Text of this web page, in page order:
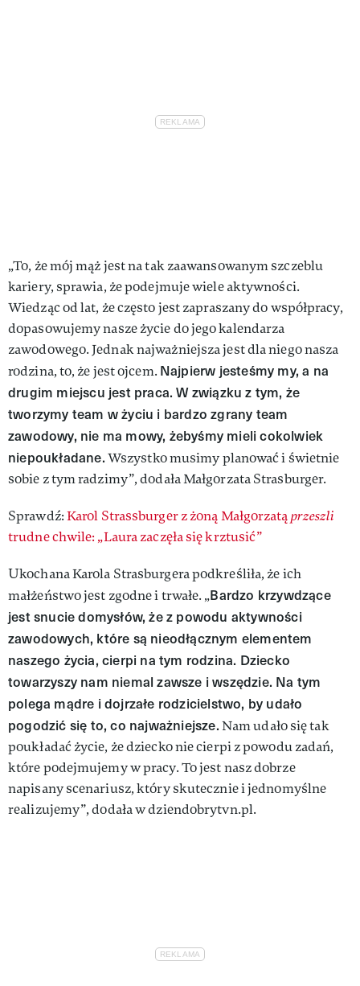
„To, że mój mąż jest na tak zaawansowanym szczeblu
kariery, sprawia, że podejmuje wiele aktywności.
Wiedząc od lat, że często jest zapraszany do współpracy,
dopasowujemy nasze życie do jego kalendarza
zawodowego. Jednak najważniejsza jest dla niego nasza
rodzina, to, że jest ojcem. Najpierw jesteśmy my, a na
drugim miejscu jest praca. W związku z tym, że
tworzymy team w życiu i bardzo zgrany team
zawodowy, nie ma mowy, żebyśmy mieli cokolwiek
niepoukładane.Wszystko musimy planować i świetnie
sobie z tym radzimy”, dodała Małgorzata Strasburger.
Sprawdź:Karol Strassburger z żoną Małgorzatąprzeszli
trudne chwile: „Laura zaczęła się krztusić”
Ukochana Karola Strasburgera podkreśliła, że ich
małżeństwo jest zgodne i trwałe. „Bardzo krzywdzące
jest snucie domysłów, że z powodu aktywności
zawodowych, które są nieodłącznym elementem
naszego życia, cierpi na tym rodzina. Dziecko
towarzyszy nam niemal zawsze i wszędzie. Na tym
polega mądre i dojrzałe rodzicielstwo, by udało
pogodzić się to, co najważniejsze.Nam udało się tak
poukładać życie, że dziecko nie cierpi z powodu zadań,
które podejmujemy w pracy. To jest nasz dobrze
napisany scenariusz, który skutecznie i jednomyślne
realizujemy”, dodała w dziendobrytvn.pl.